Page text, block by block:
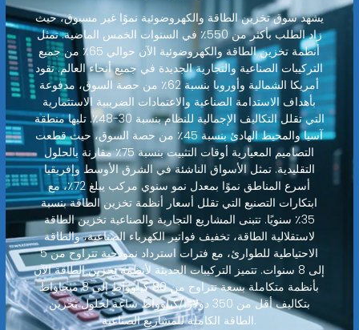
يشهد سوق تخزين الطاقة والكهروضوئية نموًا غير مسبوق، حيث
زاد الطلب بأكثر من 550٪ في السنوات الخمس الماضية. تمثل
أنظمة تخزين الطاقة والكهروضوئية الآن حوالي 65٪ من جميع
التركيبات الصناعية والتجارية الجديدة في جميع أنحاء العالم. تقود
أمريكا الشمالية وأوروبا بنسبة 62٪ من حصة السوق، مدفوعة
بأهداف الاستدامة الصناعية والاعتمادات الضريبية الاستثمارية
التي تقلل التكاليف الإجمالية للنظام بنسبة 30-48٪. تليها منطقة
آسيا والمحيط الهادئ بنسبة 45٪ من حصة السوق، حيث قطعت
التصاميم المعيارية أوقات التثبيت بنسبة 75٪ مقارنة بالحلول
التقليدية. تمثل الأسواق الناشئة في الشرق الأوسط وإفريقيا
أسرع المناطق نموًا بمعدل نمو سنوي مركب يبلغ 72٪، مع
ابتكارات التصنيع التي تقلل أسعار أنظمة تخزين الطاقة بنسبة
35٪ سنويًا. تتبنى المشاريع التجارية والصناعية تخزين الطاقة
لاستقلالية الطاقة، تخفيف فواتير الكهرباء الصناعية، والطاقة
الاحتياطية للطوارئ، مع فترات استرداد نموذجية تتراوح من 5
إلى 8 سنوات. تتميز التركيبات الحديثة لأنظمة تخزين الطاقة الآن
بأنظمة متكاملة بسعة تتراوح من 80 كيلوواط إلى 8 ميجاواط
بتكاليف أقل من 350 دولارًا/كيلوواط ساعة لحلول تخزين
الطاقة الكاملة للمشاريع الصناعية.